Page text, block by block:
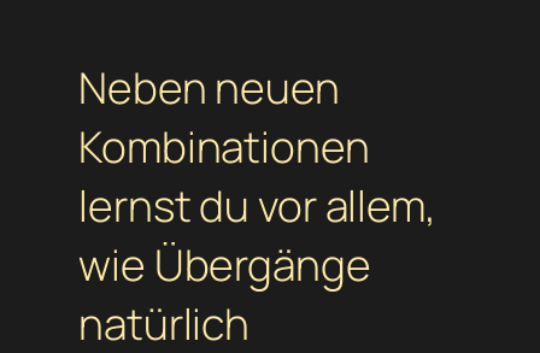
Neben neuen
Kombinationen
lernst du vor allem,
wie Übergänge
natürlich